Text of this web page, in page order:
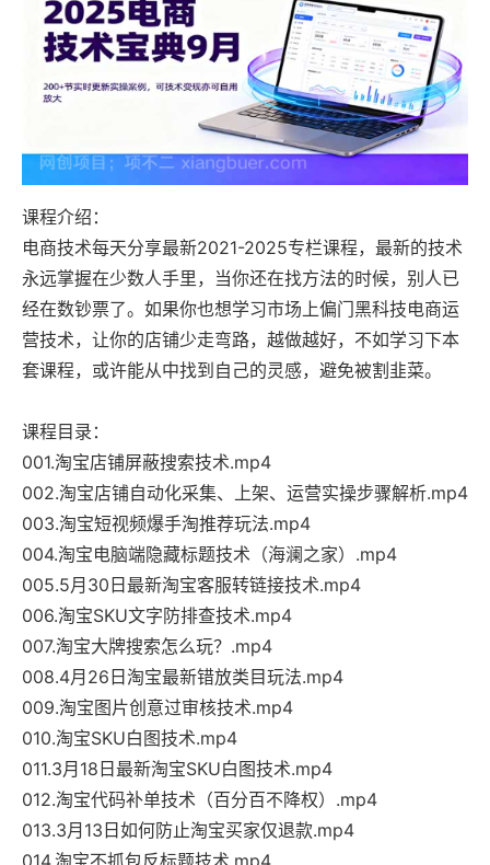
课程介绍：
电商技术每天分享最新2021-2025专栏课程，最新的技术
永远掌握在少数人手里，当你还在找方法的时候，别人已
经在数钞票了。如果你也想学习市场上偏门黑科技电商运
营技术，让你的店铺少走弯路，越做越好，不如学习下本
套课程，或许能从中找到自己的灵感，避免被割韭菜。
课程目录：
001.淘宝店铺屏蔽搜索技术.mp4
002.淘宝店铺自动化采集、上架、运营实操步骤解析.mp4
003.淘宝短视频爆手淘推荐玩法.mp4
004.淘宝电脑端隐藏标题技术（海澜之家）.mp4
005.5月30日最新淘宝客服转链接技术.mp4
006.淘宝SKU文字防排查技术.mp4
007.淘宝大牌搜索怎么玩？.mp4
008.4月26日淘宝最新错放类目玩法.mp4
009.淘宝图片创意过审核技术.mp4
010.淘宝SKU白图技术.mp4
011.3月18日最新淘宝SKU白图技术.mp4
012.淘宝代码补单技术（百分百不降权）.mp4
013.3月13日如何防止淘宝买家仅退款.mp4
014.淘宝不抓包反标题技术.mp4